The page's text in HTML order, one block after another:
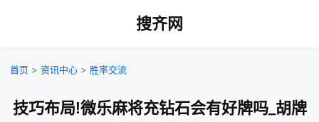
搜齐网
首页 > 资讯中心 > 胜率交流
技巧布局!微乐麻将充钻石会有好牌吗_胡牌